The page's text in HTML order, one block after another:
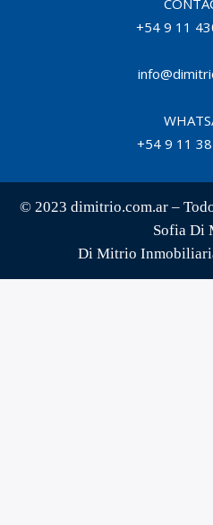
+54 9 11
+54 9 11
© 2023 dimitrio.com.ar –
Sofia Di
Di Mitrio